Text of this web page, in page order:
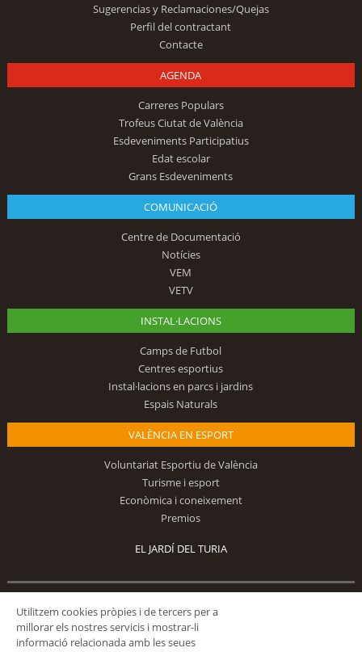
Sugerencias y Reclamaciones/Quejas
Perfil del contractant
Contacte
AGENDA
Carreres Populars
Trofeus Ciutat de València
Esdeveniments Participatius
Edat escolar
Grans Esdeveniments
COMUNICACIÓ
Centre de Documentació
Notícies
VEM
VETV
INSTAL·LACIONS
Camps de Futbol
Centres esportius
Instal·lacions en parcs i jardins
Espais Naturals
VALÈNCIA EN ESPORT
Voluntariat Esportiu de València
Turisme i esport
Econòmica i coneixement
Premios
EL JARDÍ DEL TURIA
Utilitzem cookies pròpies i de tercers per a
millorar els nostres servicis i mostrar-li
informació relacionada amb les seues